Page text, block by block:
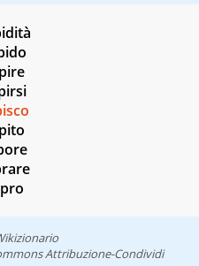
Attribuzione-Condividi